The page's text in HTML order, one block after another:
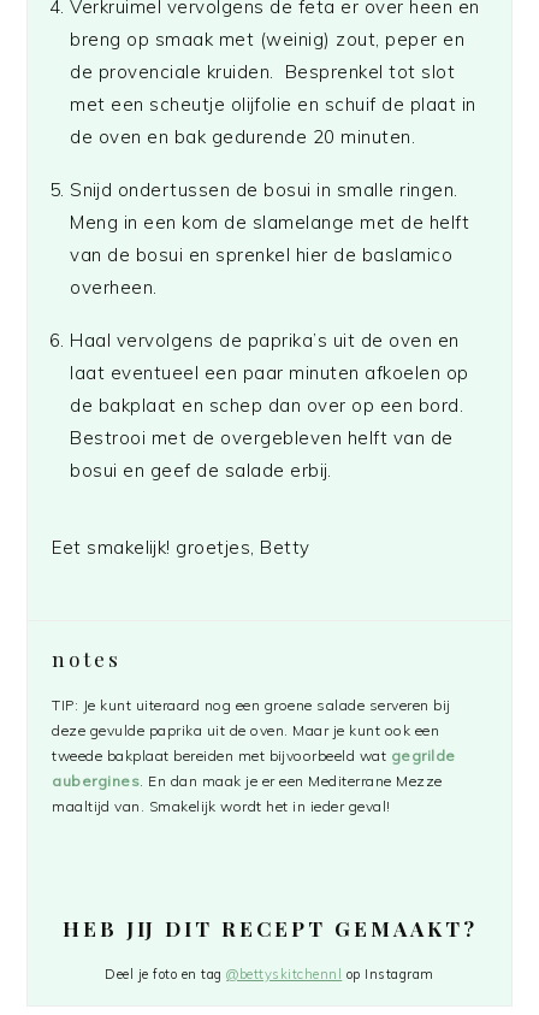
Verkruimel vervolgens de feta er over heen en
breng op smaak met (weinig) zout, peper en
de provenciale kruiden. Besprenkel tot slot
met een scheutje olijfolie en schuif de plaat in
de oven en bak gedurende 20 minuten.
Snijd ondertussen de bosui in smalle ringen.
Meng in een kom de slamelange met de helft
van de bosui en sprenkel hier de baslamico
overheen.
Haal vervolgens de paprika’s uit de oven en
laat eventueel een paar minuten afkoelen op
de bakplaat en schep dan over op een bord.
Bestrooi met de overgebleven helft van de
bosui en geef de salade erbij.
Eet smakelijk! groetjes, Betty
notes
TIP: Je kunt uiteraard nog een groene salade serveren bij
deze gevulde paprika uit de oven. Maar je kunt ook een
tweede bakplaat bereiden met bijvoorbeeld wat gegrilde
aubergines . En dan maak je er een Mediterrane Mezze
maaltijd van. Smakelijk wordt het in ieder geval!
HEB JIJ DIT RECEPT GEMAAKT?
Deel je foto en tag@bettyskitchennl op Instagram